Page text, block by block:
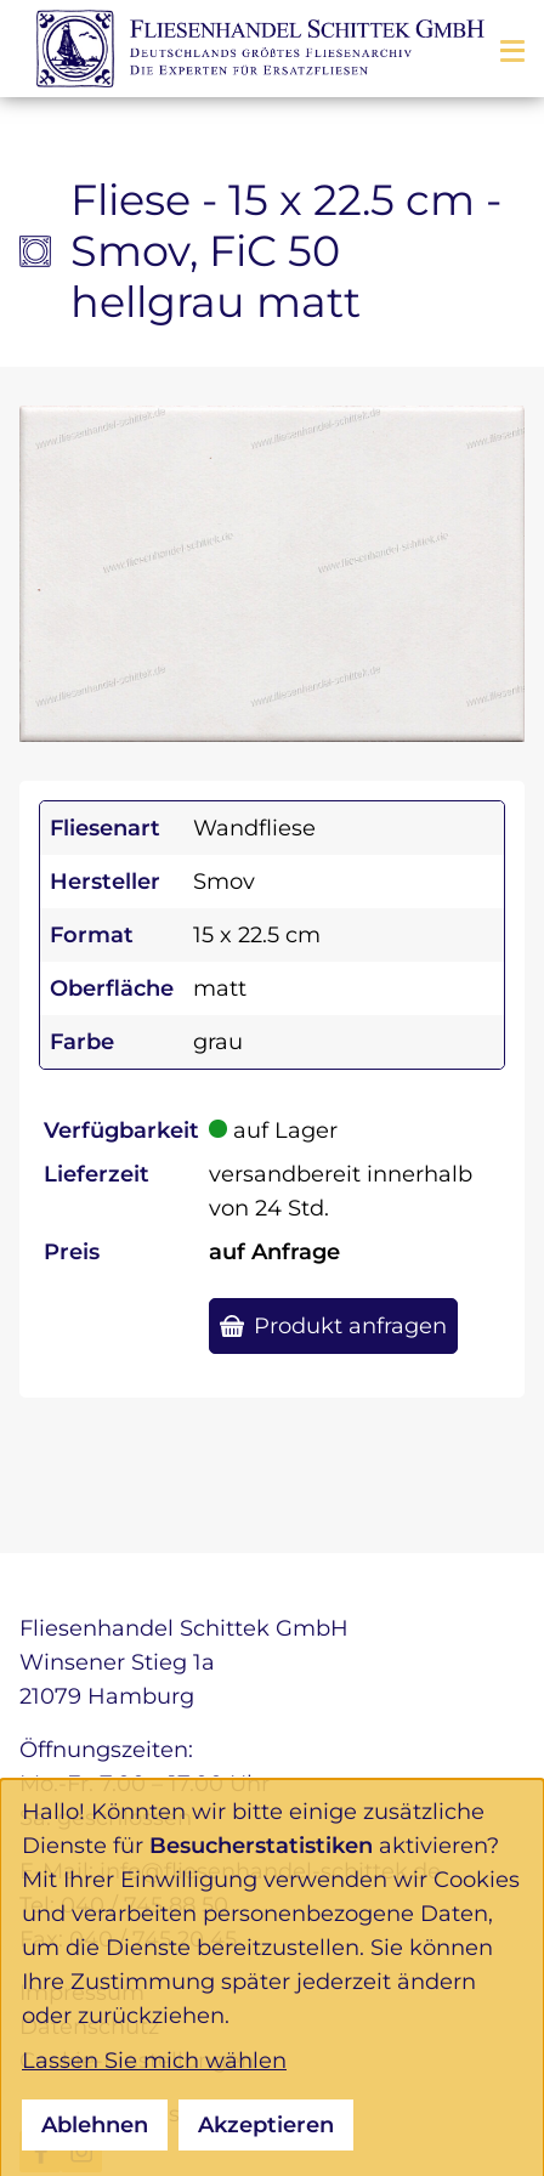
Zum Inhalt springen
Fliese - 15 x 22.5 cm -
Smov, FiC 50
hellgrau matt
Fliesenart
Wandfliese
Hersteller
Smov
Format
15 x 22.5 cm
Oberfläche
matt
Farbe
grau
Verfügbarkeit
auf Lager
Lieferzeit
versandbereit innerhalb
von 24 Std.
Preis
auf Anfrage
Produkt anfragen
Fliesenhandel Schittek GmbH
Winsener Stieg 1a
21079 Hamburg
Öffnungszeiten:
Mo.-Fr. 7.00 – 17.00 Uhr
Sa. geschlossen
E-Mail:info@fliesenhandel-schittek.de
Tel:040 / 745 88 50
Fax: 040 / 745 20 45
Impressum
Datenschutz
Cookie-Einstellungen
Folgen Sie uns:
Hallo! Könnten wir bitte einige zusätzliche
Dienste für Besucherstatistiken aktivieren?
Mit Ihrer Einwilligung verwenden wir Cookies
und verarbeiten personenbezogene Daten,
um die Dienste bereitzustellen. Sie können
Ihre Zustimmung später jederzeit ändern
oder zurückziehen.
Lassen Sie mich wählen
Ablehnen Akzeptieren